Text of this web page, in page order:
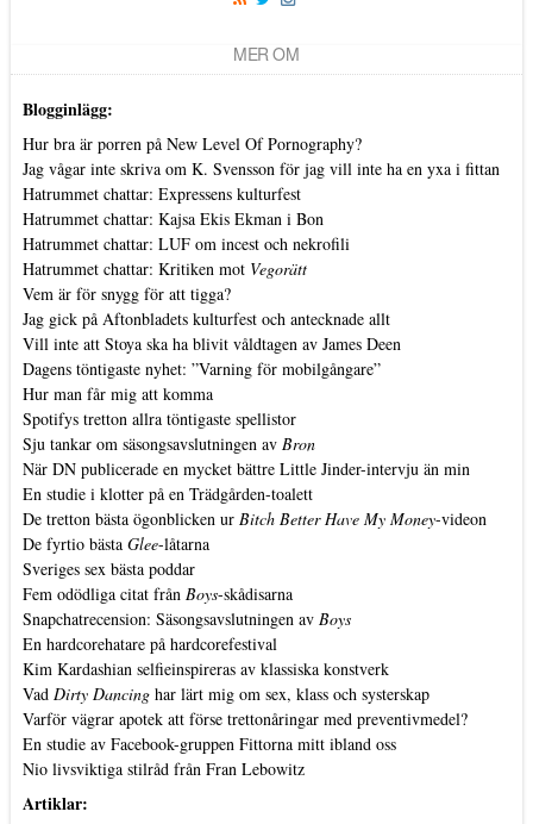
MER OM
Blogginlägg:
Hur bra är porren på New Level Of Pornography?
Jag vågar inte skriva om K. Svensson för jag vill inte ha en yxa i fittan
Hatrummet chattar: Expressens kulturfest
Hatrummet chattar: Kajsa Ekis Ekman i Bon
Hatrummet chattar: LUF om incest och nekrofili
Hatrummet chattar: Kritiken mot Vegorätt
Vem är för snygg för att tigga?
Jag gick på Aftonbladets kulturfest och antecknade allt
Vill inte att Stoya ska ha blivit våldtagen av James Deen
Dagens töntigaste nyhet: ”Varning för mobilgångare”
Hur man får mig att komma
Spotifys tretton allra töntigaste spellistor
Sju tankar om säsongsavslutningen av Bron
När DN publicerade en mycket bättre Little Jinder-intervju än min
En studie i klotter på en Trädgården-toalett
De tretton bästa ögonblicken ur Bitch Better Have My Money-videon
De fyrtio bästa Glee-låtarna
Sveriges sex bästa poddar
Fem odödliga citat från Boys-skådisarna
Snapchatrecension: Säsongsavslutningen av Boys
En hardcorehatare på hardcorefestival
Kim Kardashian selfieinspireras av klassiska konstverk
Vad Dirty Dancinghar lärt mig om sex, klass och systerskap
Varför vägrar apotek att förse trettonåringar med preventivmedel?
En studie av Facebook-gruppen Fittorna mitt ibland oss
Nio livsviktiga stilråd från Fran Lebowitz
Artiklar: